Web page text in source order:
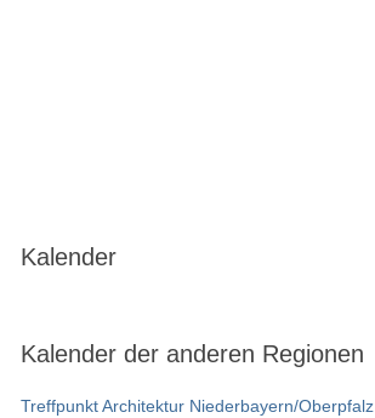
Kalender
Kalender der anderen Regionen
Treffpunkt Architektur Niederbayern/Oberpfalz